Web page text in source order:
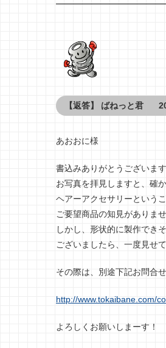
【返答】 ばねっと君
あおおに様
書込みありがとうございます
お写真を拝見しますと、確
ヘアーアクセサリーという
ご要望商品の知見がありませ
しかし、形状的に製作でき
ございましたら、一度見せ
その際は、別途下記お問合
http://www.tokaibane.com/
よろしくお願いしまーす！